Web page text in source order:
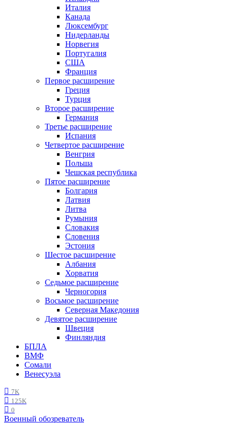
Италия
Канада
Люксембург
Нидерланды
Норвегия
Португалия
США
Франция
Первое расширение
Греция
Турция
Второе расширение
Германия
Третье расширение
Испания
Четвертое расширение
Венгрия
Польша
Чешская республика
Пятое расширение
Болгария
Латвия
Литва
Румыния
Словакия
Словения
Эстония
Шестое расширение
Албания
Хорватия
Седьмое расширение
Черногория
Восьмое расширение
Северная Македония
Девятое расширение
Швеция
Финляндия
БПЛА
ВМФ
Сомали
Венесуэла
7K
125K
0
Военный обозреватель